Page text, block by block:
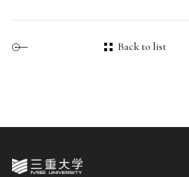
Back to list